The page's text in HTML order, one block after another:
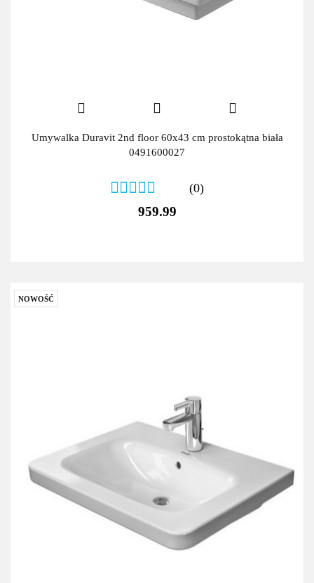
Umywalka Duravit 2nd floor 60x43 cm prostokątna biała
0491600027
(0)
959.99
NOWOŚĆ